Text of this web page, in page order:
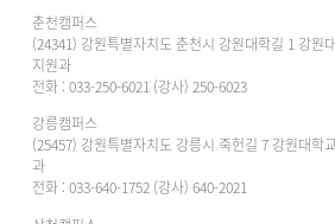
춘천캠퍼스
(24341) 강원특별자치도 춘천시 강원대학길 1 강원
지원과
전화 : 033-250-6021 (강사) 250-6023
강릉캠퍼스
(25457) 강원특별자치도 강릉시 죽헌길 7 강원대학
과
전화 : 033-640-1752 (강사) 640-2021